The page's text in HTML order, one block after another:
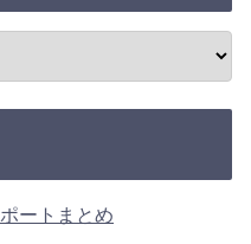
ートまとめ